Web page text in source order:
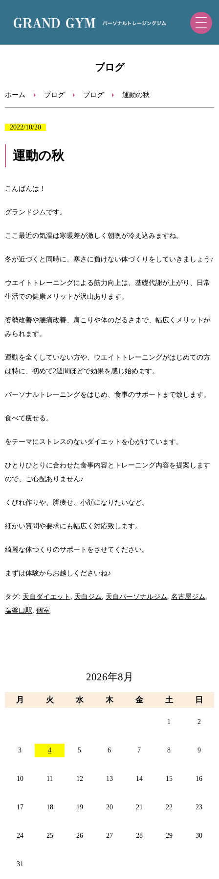
ブログ
ホーム ブログ ブログ 運動の秋
2022/10/20
運動の秋
こんばんは！
グランドジムです。
ここ最近の気温は寒暖差が激しく朝晩が冷え込みますね。
冬が近づくと同時に、寒さに負けない体づくりをしていきましょう♪
ウエイトトレーニングによる筋力向上は、基礎代謝が上がり、日常
生活での健康メリットが沢山あります。
姿勢改善や腰痛改善、肩こりや体のだるさまで、幅広くメリットが
みられます。
運動を全くしていない方や、ウエイトトレーニングがはじめての方
は特に、初めて2週間ほどで効果を感じ始めます。
パーソナルトレーニングをはじめ、食事のサポートまで致します。
食べて痩せる。
をテーマにストレスのないダイエットを心がけています。
ひとりひとりに合わせた食事内容とトレーニング内容を提案します
ので、ご心配ありません♪
くびれ作りや、脚痩せ、小顔になりたいなど。
細かい質問や要求にも幅広く対応致します。
綺麗な体つくりのサポートをさせてください。
まずは体験からお越しくださいね♪
タグ: 天白ダイエット 天白ジム 天白パーソナルジム 名古屋ジム
塩釜口駅 個室
2026年8月
月 火 水 木 金 土 日
1 2
3 4 5 6 7 8 9
10 11 12 13 14 15 16
17 18 19 20 21 22 23
24 25 26 27 28 29 30
31